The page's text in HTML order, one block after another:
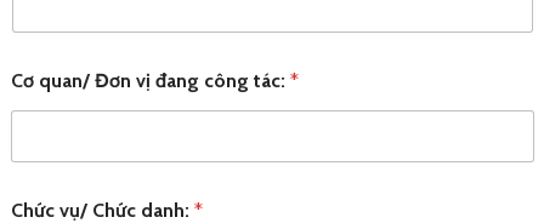
Cơ quan/ Đơn vị đang công tác: *
Chức vụ/ Chức danh: *